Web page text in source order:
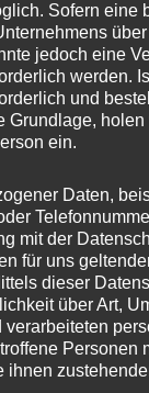
Sofern eine
jedoch eine
werden.
und
Grundlage,
ein.
Daten,
mit der
für uns
dieser
über Art,
Personen
ihnen